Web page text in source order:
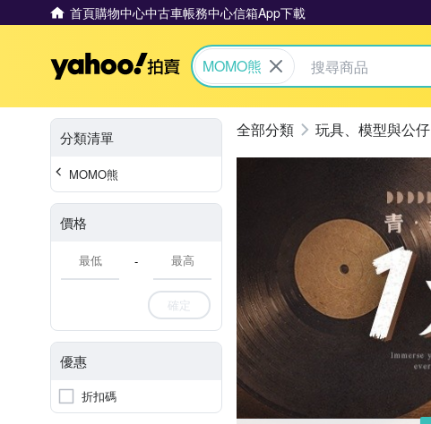
首頁購物中心中古車帳務中心信箱App下載
Yahoo拍賣
MOMO熊
分類清單
MOMO熊
價格
-
確定
優惠
折扣碼
玩具、模型與公仔